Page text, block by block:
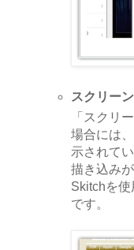
スクリー
「スクリ
場合には
示されて
描き込み
Skitchを
です。